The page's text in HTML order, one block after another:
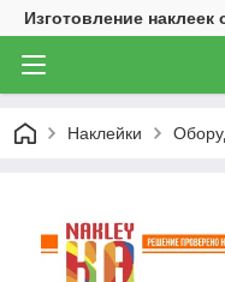
Изготовление наклеек
Наклейки